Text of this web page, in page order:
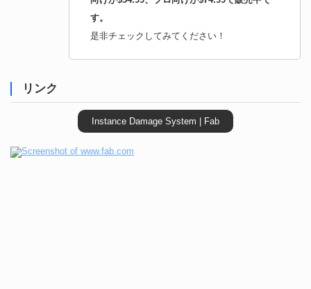
す。
是非チェックしてみてください！
リンク
Instance Damage System | Fab